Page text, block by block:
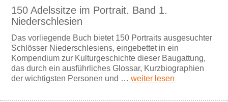
150 Adelssitze im Portrait. Band 1.
Niederschlesien
Das vorliegende Buch bietet 150 Portraits ausgesuchter
Schlösser Niederschlesiens, eingebettet in ein
Kompendium zur Kulturgeschichte dieser Baugattung,
das durch ein ausführliches Glossar, Kurzbiographien
der wichtigsten Personen und …weiter lesen